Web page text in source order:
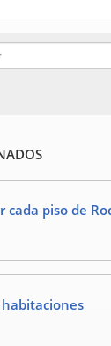
cada piso de